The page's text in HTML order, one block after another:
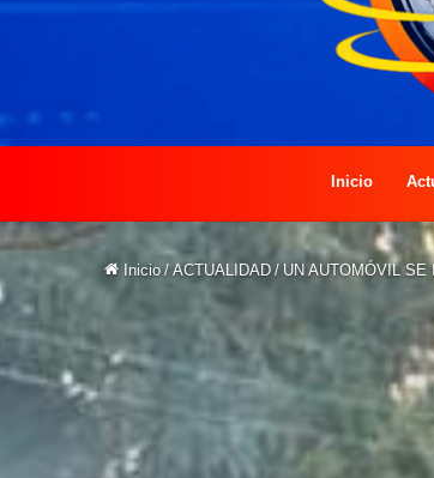
Inicio
Inicio / ACTUALIDAD / UN AUTOMÓVIL